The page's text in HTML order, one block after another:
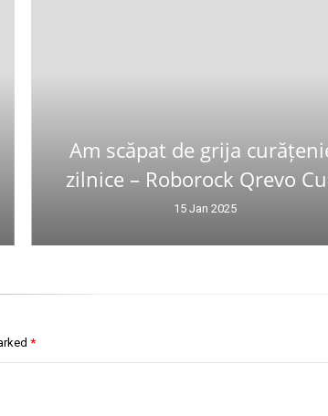
Am scăpat de grija
zilnice – Roborock Qrevo
15 Jan 2025
*